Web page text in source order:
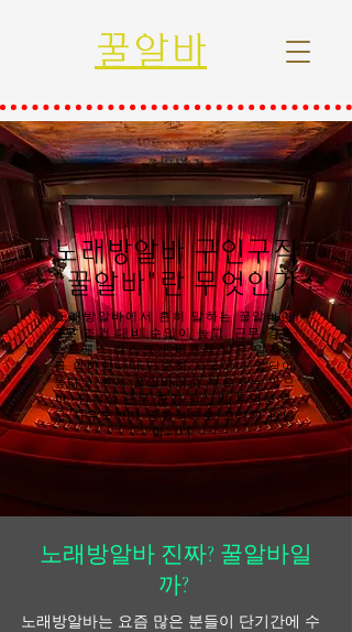
꿀알바
노래방알바 구인구직
"꿀알바"란 무엇인가
노래방알바에서 흔히 말하는 꿀알바란
근무 조건 대비 수입이 높고, 근무 강도·
스트레스·리스크가 비교적 낮은 일자리
를 의미합니다.단순히 시급이나 일당이
높다고 해서 꿀알바라고 부르지는 않으
며, 안전성·근무 환경·정산의 투명성·출
근 자유도까지 종합적으로 고려해 판단
합니다.
노래방알바 진짜? 꿀알바일
까?
노래방알바는 요즘 많은 분들이 단기간에 수